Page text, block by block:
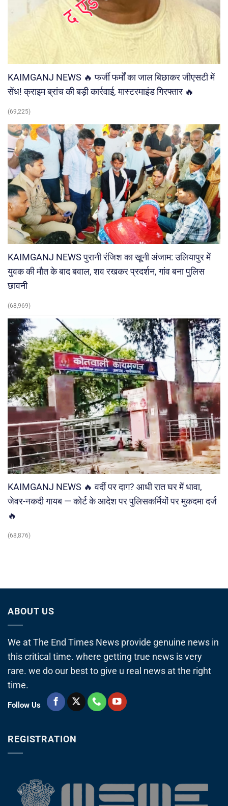
KAIMGANJ NEWS 🔥 फर्जी फर्मों का जाल बिछाकर जीएसटी में
सेंध! क्राइम ब्रांच की बड़ी कार्रवाई, मास्टरमाइंड गिरफ्तार 🔥
(69,225)
KAIMGANJ NEWS पुरानी रंजिश का खूनी अंजाम: उलियापुर में
युवक की मौत के बाद बवाल, शव रखकर प्रदर्शन, गांव बना पुलिस
छावनी
(68,969)
KAIMGANJ NEWS 🔥 वर्दी पर दाग? आधी रात घर में धावा,
जेवर-नकदी गायब — कोर्ट के आदेश पर पुलिसकर्मियों पर मुकदमा दर्ज
🔥
(68,876)
ABOUT US
We at The End Times News provide genuine news in
this critical time. where getting true news is very
rare. we do our best to give u real news at the right
time.
Follow Us
REGISTRATION